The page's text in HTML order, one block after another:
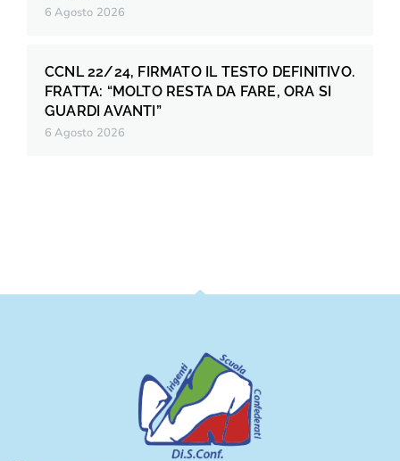
6 Agosto 2026
CCNL 22/24, FIRMATO IL TESTO DEFINITIVO.
FRATTA: “MOLTO RESTA DA FARE, ORA SI
GUARDI AVANTI”
6 Agosto 2026